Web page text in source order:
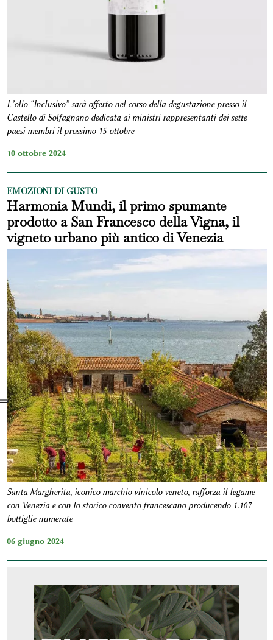
L’olio “Inclusivo” sarà offerto nel corso della degustazione presso il
Castello di Solfagnano dedicata ai ministri rappresentanti dei sette
paesi membri il prossimo 15 ottobre
10 ottobre 2024
EMOZIONI DI GUSTO
Harmonia Mundi, il primo spumante
prodotto a San Francesco della Vigna, il
vigneto urbano più antico di Venezia
Santa Margherita, iconico marchio vinicolo veneto, rafforza il legame
con Venezia e con lo storico convento francescano producendo 1.107
bottiglie numerate
06 giugno 2024